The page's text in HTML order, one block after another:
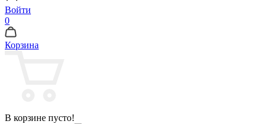
Войти
0
Корзина
В корзине пусто!